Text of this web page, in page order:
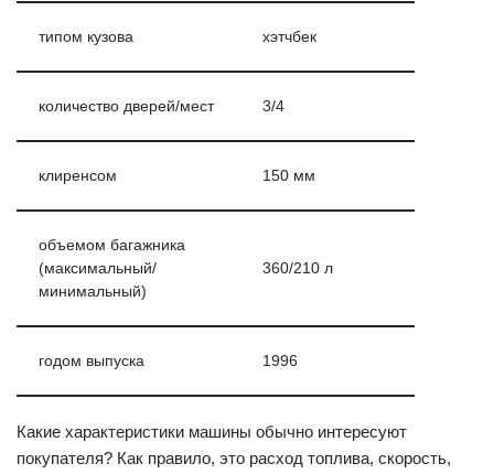
типом кузова хэтчбек
количество дверей/мест 3/4
клиренсом 150 мм
объемом багажника
(максимальный/
минимальный)
360/210 л
годом выпуска 1996
Какие характеристики машины обычно интересуют
покупателя? Как правило, это расход топлива, скорость,